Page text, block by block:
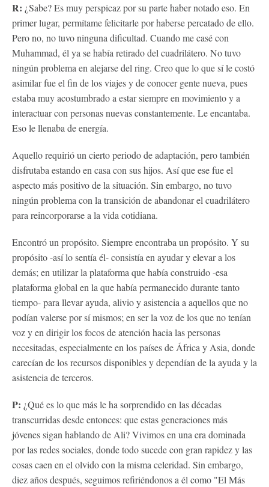
R: ¿Sabe? Es muy perspicaz por su parte haber notado eso. En
primer lugar, permítame felicitarle por haberse percatado de ello.
Pero no, no tuvo ninguna dificultad. Cuando me casé con
Muhammad, él ya se había retirado del cuadrilátero. No tuvo
ningún problema en alejarse del ring. Creo que lo que sí le costó
asimilar fue el fin de los viajes y de conocer gente nueva, pues
estaba muy acostumbrado a estar siempre en movimiento y a
interactuar con personas nuevas constantemente. Le encantaba.
Eso le llenaba de energía.
Aquello requirió un cierto periodo de adaptación, pero también
disfrutaba estando en casa con sus hijos. Así que ese fue el
aspecto más positivo de la situación. Sin embargo, no tuvo
ningún problema con la transición de abandonar el cuadrilátero
para reincorporarse a la vida cotidiana.
Encontró un propósito. Siempre encontraba un propósito. Y su
propósito -así lo sentía él- consistía en ayudar y elevar a los
demás; en utilizar la plataforma que había construido -esa
plataforma global en la que había permanecido durante tanto
tiempo- para llevar ayuda, alivio y asistencia a aquellos que no
podían valerse por sí mismos; en ser la voz de los que no tenían
voz y en dirigir los focos de atención hacia las personas
necesitadas, especialmente en los países de África y Asia, donde
carecían de los recursos disponibles y dependían de la ayuda y la
asistencia de terceros.
P: ¿Qué es lo que más le ha sorprendido en las décadas
transcurridas desde entonces: que estas generaciones más
jóvenes sigan hablando de Ali? Vivimos en una era dominada
por las redes sociales, donde todo sucede con gran rapidez y las
cosas caen en el olvido con la misma celeridad. Sin embargo,
diez años después, seguimos refiriéndonos a él como "El Más